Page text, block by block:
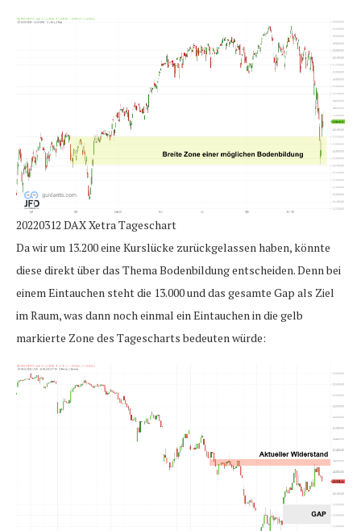
20220312 DAX Xetra Tageschart
Da wir um 13.200 eine Kurslücke zurückgelassen haben, könnte
diese direkt über das Thema Bodenbildung entscheiden. Denn bei
einem Eintauchen steht die 13.000 und das gesamte Gap als Ziel
im Raum, was dann noch einmal ein Eintauchen in die gelb
markierte Zone des Tagescharts bedeuten würde: